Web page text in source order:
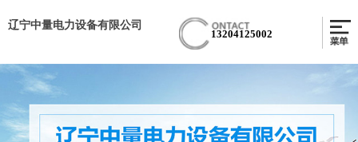
辽宁中量电力设备有限公司
13204125002